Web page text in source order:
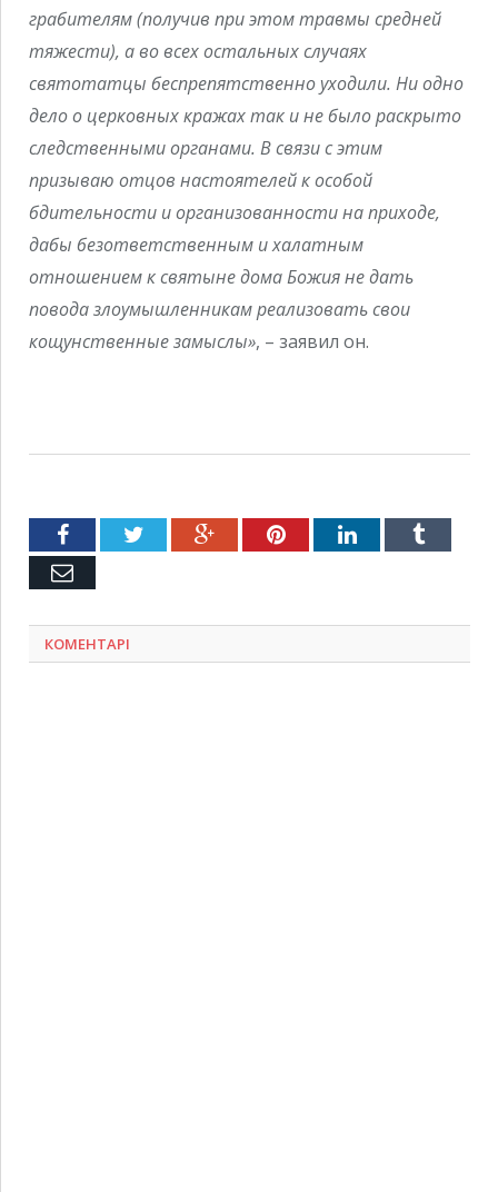
грабителям (получив при этом травмы средней
тяжести), а во всех остальных случаях
святотатцы беспрепятственно уходили. Ни одно
дело о церковных кражах так и не было раскрыто
следственными органами. В связи с этим
призываю отцов настоятелей к особой
бдительности и организованности на приходе,
дабы безответственным и халатным
отношением к святыне дома Божия не дать
повода злоумышленникам реализовать свои
кощунственные замыслы», – заявил он.
FacebookTwitter Google+PinterestLinkedInTumblr
Емейл
КОМЕНТАРІ